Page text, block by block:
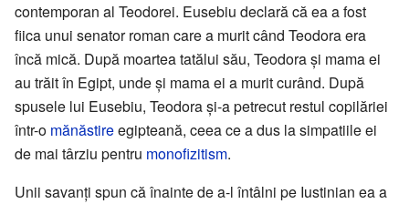
contemporan al Teodorei. Eusebiu declară că ea a fost
fiica unui senator roman care a murit când Teodora era
încă mică. După moartea tatălui său, Teodora și mama ei
au trăit în Egipt, unde și mama ei a murit curând. După
spusele lui Eusebiu, Teodora și-a petrecut restul copilăriei
într-o mănăstireegipteană, ceea ce a dus la simpatiile ei
de mai târziu pentru monofizitism.
Unii savanți spun că înainte de a-l întâlni pe Iustinian ea a